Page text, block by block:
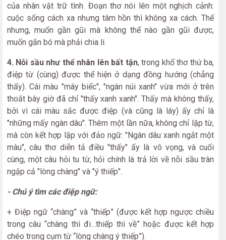
của nhân vật trữ tình. Đoạn thơ nói lên một nghịch cảnh:
cuộc sống cách xa nhưng tâm hồn thì không xa cách. Thế
nhưng, muốn gần gũi mà không thể nào gần gũi được,
muốn gắn bó mà phải chia li.
4. Nỗi sầu như thể nhân lên bất tận, trong khổ thơ thứ ba,
điệp từ (cùng) được thể hiện ở dạng đồng hướng (chẳng
thấy). Cái màu "mây biếc", "ngàn núi xanh" vừa mới ở trên
thoắt bây giờ đã chỉ "thấy xanh xanh". Thấy mà không thấy,
bởi vì cái màu sắc được điệp (và cũng là láy) ấy chỉ là
"những mấy ngàn dâu". Thêm một lần nữa, không chỉ lặp từ,
mà còn kết hợp lặp với đảo ngữ: "Ngàn dâu xanh ngắt một
màu", câu thơ diễn tả điều "thấy" ấy là vô vọng, và cuối
cùng, một câu hỏi tu từ, hỏi chính là trả lời về nỗi sầu tràn
ngập cả "lòng chàng" và "ý thiếp".
- Chú ý tìm các điệp ngữ:
+ Điệp ngữ “chàng” và “thiếp” (được kết hợp ngược chiều
trong câu “chàng thì đi…thiếp thì về” hoặc được kết hợp
chéo trong cụm từ “lòng chàng ý thiếp”).